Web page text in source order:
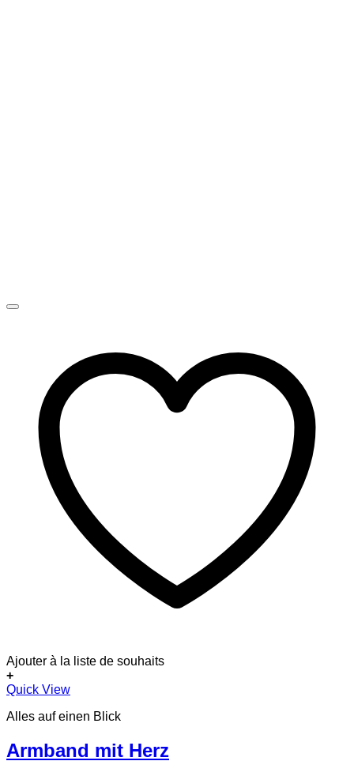
Ajouter à la liste de souhaits
+
Quick View
Alles auf einen Blick
Armband mit Herz